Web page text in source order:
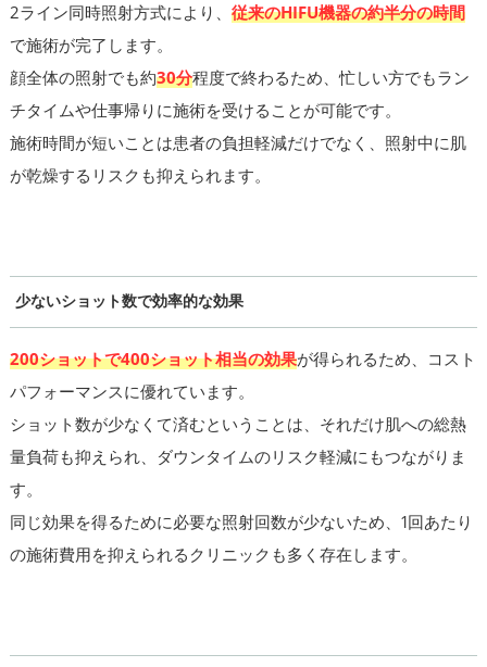
2ライン同時照射方式により、 従来のHIFU機器の約半分の時間
で施術が完了します。
顔全体の照射でも約30分程度で終わるため、忙しい方でもラン
チタイムや仕事帰りに施術を受けることが可能です。
施術時間が短いことは患者の負担軽減だけでなく、照射中に肌
が乾燥するリスクも抑えられます。
少ないショット数で効率的な効果
200ショットで400ショット相当の効果が得られるため、コスト
パフォーマンスに優れています。
ショット数が少なくて済むということは、それだけ肌への総熱
量負荷も抑えられ、ダウンタイムのリスク軽減にもつながりま
す。
同じ効果を得るために必要な照射回数が少ないため、1回あたり
の施術費用を抑えられるクリニックも多く存在します。